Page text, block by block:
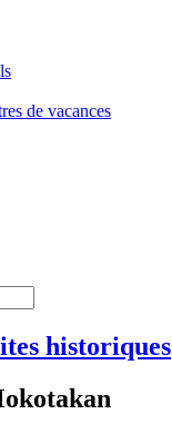
de vacances
historiques